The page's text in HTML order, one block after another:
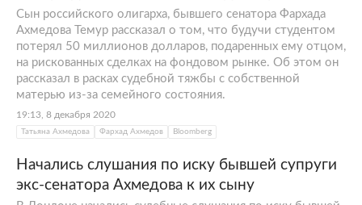
Сын российского олигарха, бывшего сенатора Фархада
Ахмедова Темур рассказал о том, что будучи студентом
потерял 50 миллионов долларов, подаренных ему отцом,
на рискованных сделках на фондовом рынке. Об этом он
рассказал в расках судебной тяжбы с собственной
матерью из-за семейного состояния.
19:13, 8 декабря 2020
Татьяна Ахмедова Фархад Ахмедов Bloomberg
Начались слушания по иску бывшей супруги
экс-сенатора Ахмедова к их сыну